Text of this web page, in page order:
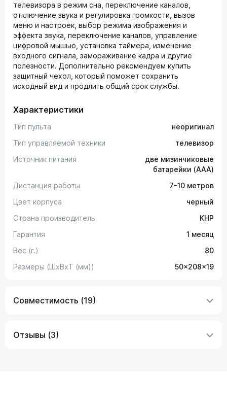
телевизора в режим сна, переключение каналов,
отключение звука и регулировка громкости, вызов
меню и настроек, выбор режима изображения и
эффекта звука, переключение каналов, управление
цифровой мышью, установка таймера, изменение
входного сигнала, замораживание кадра и другие
полезности. Дополнительно рекомендуем купить
защитный чехол, который поможет сохранить
исходный вид и продлить общий срок службы.
Характеристики
Тип пульта
неоригинал
Тип управляемой техники
телевизор
Источник питания
две мизинчиковые
батарейки (AAA)
Дистанция работы
7-10 метров
Цвет корпуса
черный
Страна производитель
КНР
Гарантия
1 месяц
Вес (г.)
80
Размеры (ШxВxТ (мм))
50x208x19
Совместимость (19)
Отзывы (3)